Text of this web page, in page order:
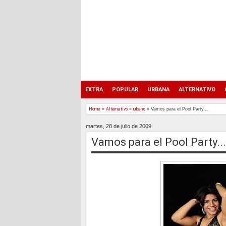
EXTRA POPULAR URBANA ALTERNATIVO
Home » Alternativo » urbano » Vamos para el Pool Party...
martes, 28 de julio de 2009
Vamos para el Pool Party...